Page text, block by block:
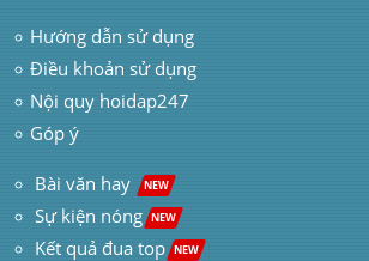
Hướng dẫn sử dụng
Điều khoản sử dụng
Nội quy hoidap247
Góp ý
Bài văn hay NEW
Sự kiện nóng NEW
Kết quả đua top NEW